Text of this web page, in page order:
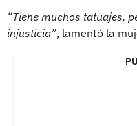
“Tiene muchos tatuajes,
injusticia”, lamentó la